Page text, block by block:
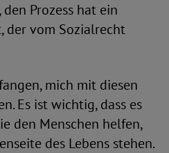
Prozess hat ein
vom Sozialrecht
mich mit diesen
Es ist wichtig, dass es
den Menschen helfen,
des Lebens stehen.